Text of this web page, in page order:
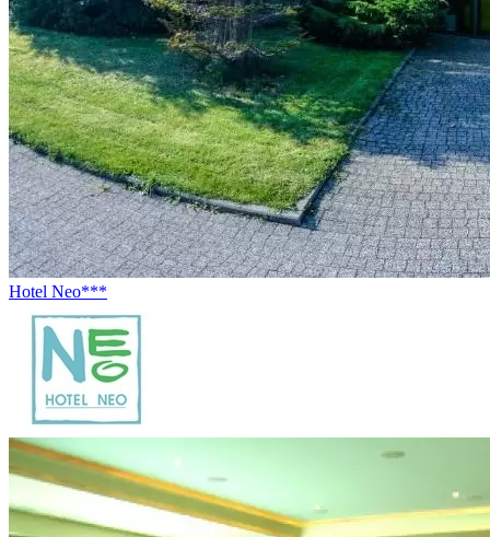
Hotel Neo***